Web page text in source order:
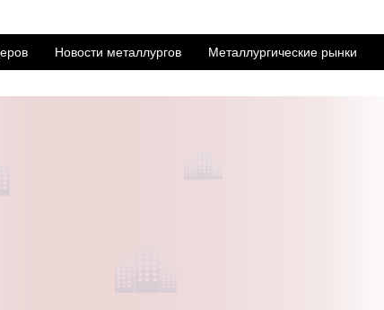
Новости металлургов Металлургические рынки